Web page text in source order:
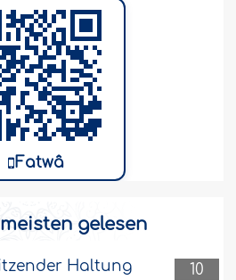
Fatwâ
gelesen
10
Haltung